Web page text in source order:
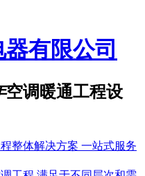
空调暖通工程设